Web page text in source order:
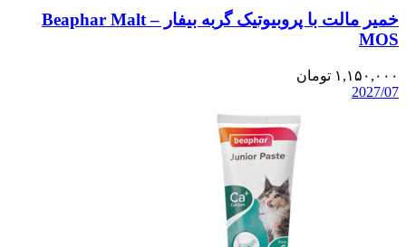
خمیر مالت با پروبیوتیک گربه بیفار – Beaphar Malt
MOS
۱,۱۵۰,۰۰۰ تومان
2027/07